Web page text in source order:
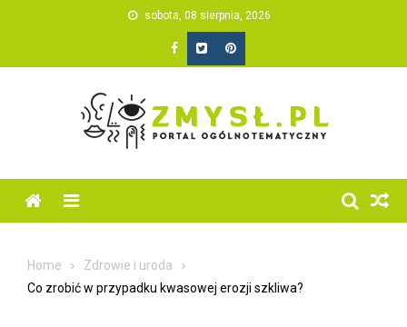
sobota, 08 sierpnia, 2026
Home
Zdrowie i uroda
Co zrobić w przypadku kwasowej erozji szkliwa?